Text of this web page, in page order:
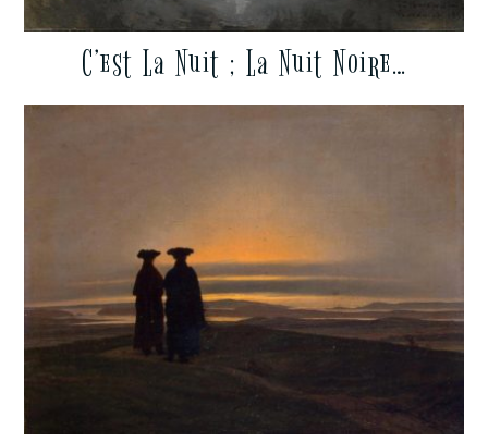
C’est La Nuit ; La Nuit Noire…